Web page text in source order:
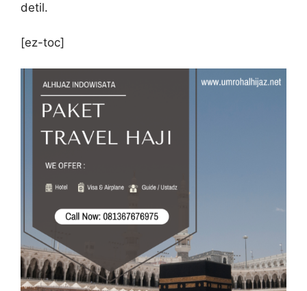
detil.
[ez-toc]